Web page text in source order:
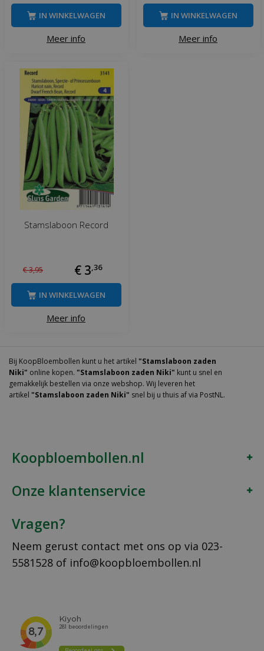
Meer info
IN WINKELWAGEN
Meer info
IN WINKELWAGEN
Stamslaboon Record
€3,95 € 3,36
Meer info
IN WINKELWAGEN
Bij KoopBloembollen kunt u het artikel "Stamslaboon zaden
Niki" online kopen. "Stamslaboon zaden Niki" kunt u snel en
gemakkelijk bestellen via onze webshop. Wij leveren het
artikel "Stamslaboon zaden Niki" snel bij u thuis af via PostNL.
Koopbloembollen.nl
Onze klantenservice
Vragen?
Neem gerust contact met ons op via 023-
5581528 of info@koopbloembollen.nl